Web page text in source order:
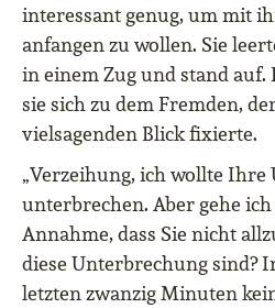
interessant genug, um mit
anfangen zu wollen. Sie
in einem Zug und stand auf.
sie sich zu dem Fremden,
vielsagenden Blick fixierte.
„Verzeihung, ich wollte
unterbrechen. Aber gehe
Annahme, dass Sie nicht
diese Unterbrechung sind?
letzten zwanzig Minuten